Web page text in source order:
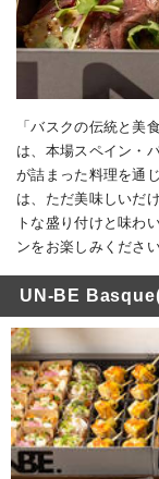
「バスクの伝統と美
は、本場スペイン・
が詰まった料理を通
は、ただ美味しいだ
トな盛り付けと味わ
ンをお楽しみください
UN-BE